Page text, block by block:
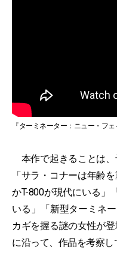
『ターミネーター：ニュー・フ
本作で起きることは、
「サラ・コナーは年齢
かT-800が現代にいる」
いる」「新型ターミネ
カギを握る謎の女性が
に沿って、作品を考察し